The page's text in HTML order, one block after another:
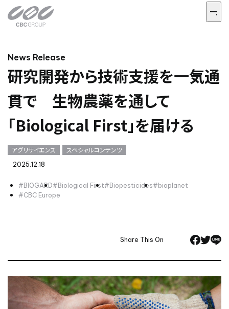
News Release
研究開発から技術支援を一気通
貫で 生物農薬を通して
「Biological First」を届ける
アグリサイエンス スペシャルコンテンツ
2025.12.18
#BIOGARD#Biological First#Biopesticides#bioplanet
#CBC Europe
Share This On